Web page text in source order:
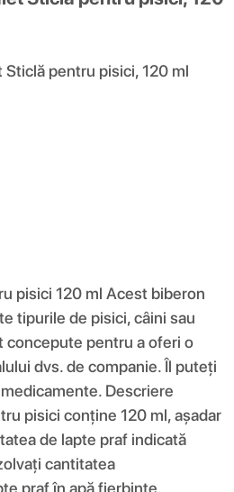
pisici 120 ml Acest biberon
tipurile de pisici, câini sau
concepute pentru a oferi o
dvs. de companie. Îl puteți
Descriere
pisici conține 120 ml, așadar
de lapte praf indicată
cantitatea
praf în apă fierbinte.